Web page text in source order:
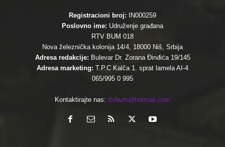
Registracioni broj:
IN000259
Poslovno ime: Udruženje građana
RTV BUM 018
Nova železnička kolonija 14/4, 18000 Niš, Srbija
Adresa redakcije: Bulevar Dr. Zorana Đinđića 19/145
Adresa marketing: T.P.C Kalča 1. sprat lamela AI-4
065/995 0 995
Kontaktirajte nas: rtvbum@hotmail.com